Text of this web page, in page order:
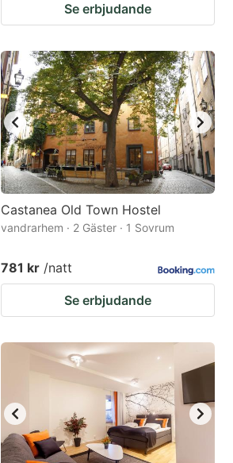
Se erbjudande
Castanea Old Town Hostel
vandrarhem · 2 Gäster · 1 Sovrum
781 kr /natt
Se erbjudande